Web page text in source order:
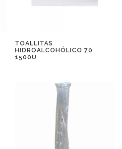
TOALLITAS
HIDROALCOHÓLICO 70
1500U